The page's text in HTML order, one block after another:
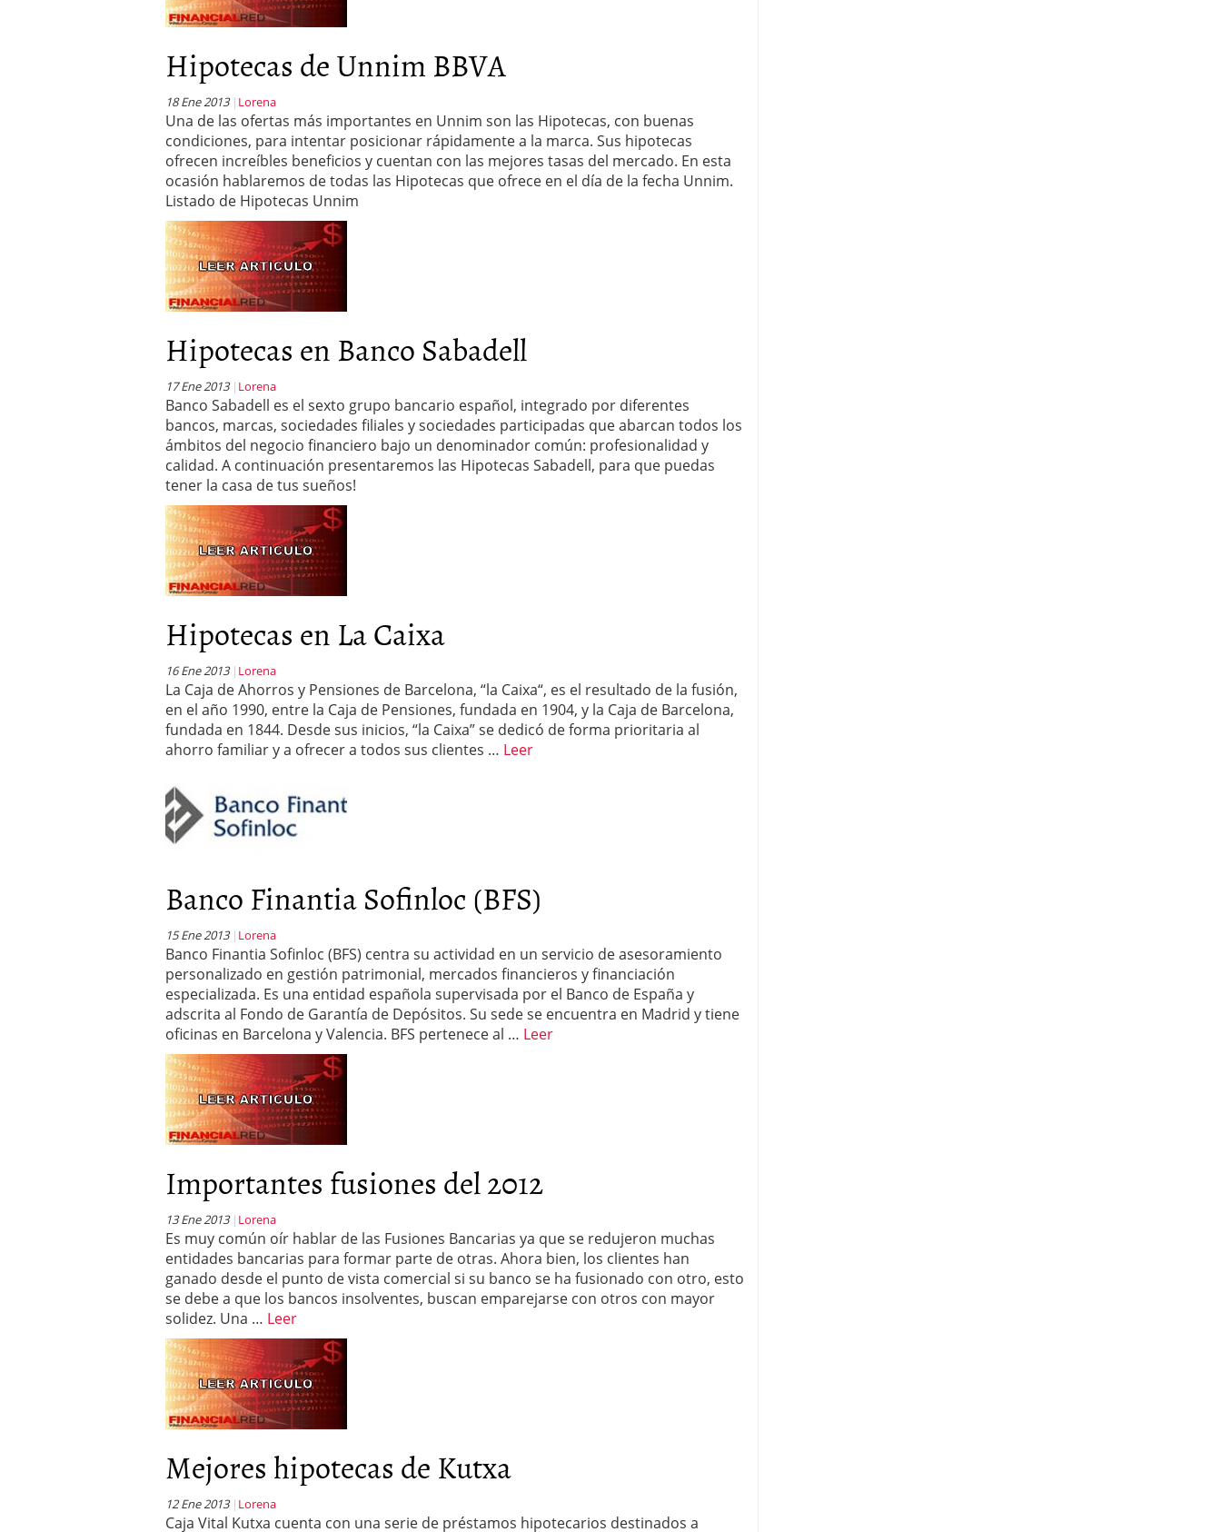
Hipotecas de Unnim BBVA
18 Ene 2013 Lorena
Una de las ofertas más importantes en Unnim son las Hipotecas, con buenas
condiciones, para intentar posicionar rápidamente a la marca. Sus hipotecas
ofrecen increíbles beneficios y cuentan con las mejores tasas del mercado. En esta
ocasión hablaremos de todas las Hipotecas que ofrece en el día de la fecha Unnim.
Listado de Hipotecas Unnim
Hipotecas en Banco Sabadell
17 Ene 2013 Lorena
Banco Sabadell es el sexto grupo bancario español, integrado por diferentes
bancos, marcas, sociedades filiales y sociedades participadas que abarcan todos los
ámbitos del negocio financiero bajo un denominador común: profesionalidad y
calidad. A continuación presentaremos las Hipotecas Sabadell, para que puedas
tener la casa de tus sueños!
Hipotecas en La Caixa
16 Ene 2013 Lorena
La Caja de Ahorros y Pensiones de Barcelona, “la Caixa“, es el resultado de la fusión,
en el año 1990, entre la Caja de Pensiones, fundada en 1904, y la Caja de Barcelona,
fundada en 1844. Desde sus inicios, “la Caixa” se dedicó de forma prioritaria al
ahorro familiar y a ofrecer a todos sus clientes … Leer
Banco Finantia Sofinloc (BFS)
15 Ene 2013 Lorena
Banco Finantia Sofinloc (BFS) centra su actividad en un servicio de asesoramiento
personalizado en gestión patrimonial, mercados financieros y financiación
especializada. Es una entidad española supervisada por el Banco de España y
adscrita al Fondo de Garantía de Depósitos. Su sede se encuentra en Madrid y tiene
oficinas en Barcelona y Valencia. BFS pertenece al … Leer
Importantes fusiones del 2012
13 Ene 2013 Lorena
Es muy común oír hablar de las Fusiones Bancarias ya que se redujeron muchas
entidades bancarias para formar parte de otras. Ahora bien, los clientes han
ganado desde el punto de vista comercial si su banco se ha fusionado con otro, esto
se debe a que los bancos insolventes, buscan emparejarse con otros con mayor
solidez. Una … Leer
Mejores hipotecas de Kutxa
12 Ene 2013 Lorena
Caja Vital Kutxa cuenta con una serie de préstamos hipotecarios destinados a